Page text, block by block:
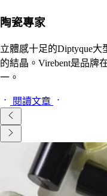
陶瓷專家
立體感十足的Diptyque大
的結晶。Virebent是品牌
一。
閱讀文章